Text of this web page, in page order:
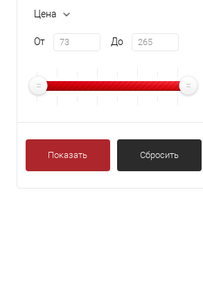
Цена
От До
Показать Сбросить